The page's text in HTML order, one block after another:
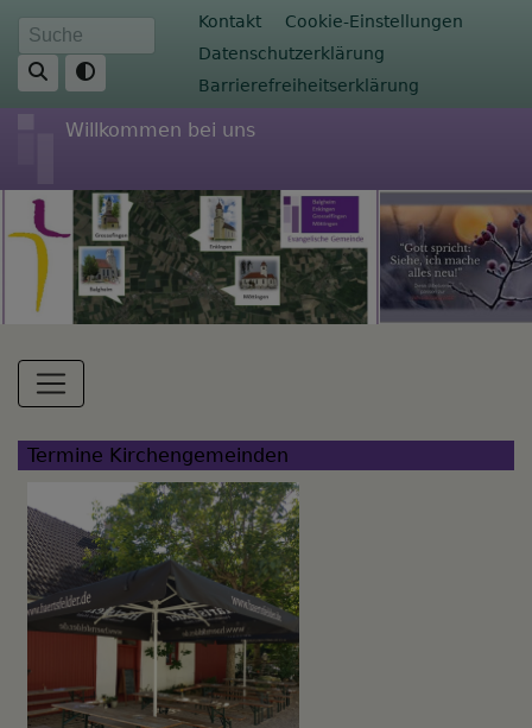
Direkt
zum
Inhalt
Suche Fußbereichsmenü
Kontakt
Cookie-Einstellungen
Datenschutzerklärung
Barrierefreiheitserklärung
Willkommen bei uns
Hauptnavigation
Termine Kirchengemeinden